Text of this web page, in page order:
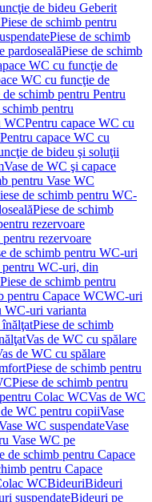
de bideu Geberit
Piese de schimb pentru
Piese de schimb
pardosealăPiese de schimb
WC cu funcţie de
WC cu funcţie de
de schimb pentru Pentru
schimb pentru
WCPentru capace WC cu
capace WC cu
de bideu şi soluţii
Vase de WC şi capace
pentru Vase WC
de schimb pentru WC-
Piese de schimb
rezervoare
rezervoare
de schimb pentru WC-uri
pentru WC-uri, din
Piese de schimb pentru
pentru Capace WCWC-uri
WC-uri varianta
înălţatPiese de schimb
Vas de WC cu spălare
de WC cu spălare
Piese de schimb pentru
Piese de schimb pentru
Colac WCVas de WC
WC pentru copiiVase
WC suspendateVase
Vase WC pe
de schimb pentru Capace
pentru Capace
WCBideuriBideuri
suspendateBideuri pe